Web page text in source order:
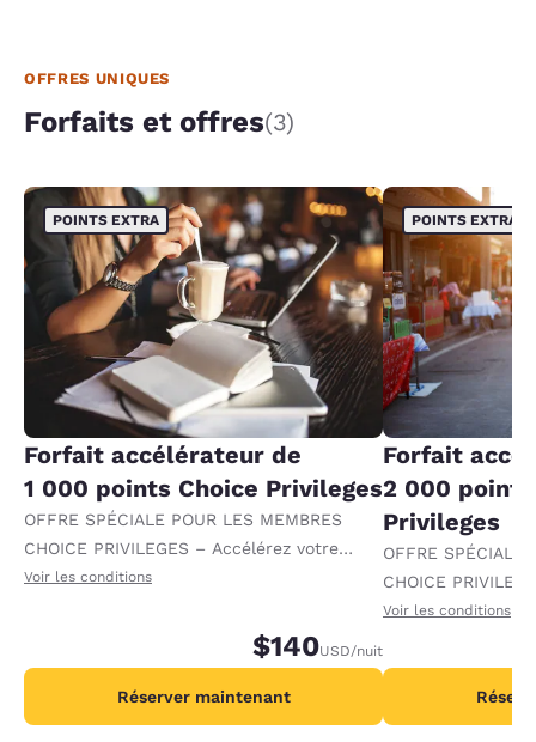
OFFRES UNIQUES
Forfaits et offres(3)
POINTS EXTRA
Forfait accélérateur de
1 000 points Choice Privileges
OFFRE SPÉCIALE POUR LES MEMBRES
CHOICE PRIVILEGES – Accélérez votre
progression vers des récompenses en
Voir les conditions
$140USD/nuit
Réserver maintenant
POINTS EXTRA
Forfait
2 000
Privileges
OFFRE SPÉCIALE
CHOICE
progression vers
par nuit.
Voir les conditions